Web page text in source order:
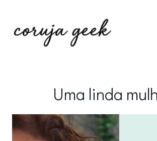
Uma linda